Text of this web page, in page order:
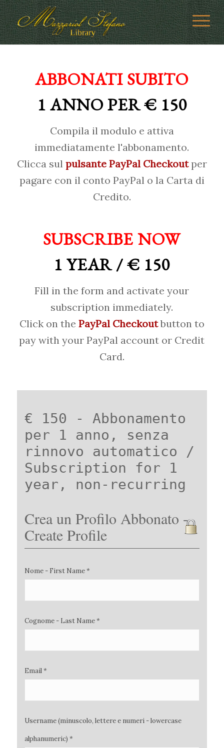
ABBONATI SUBITO
1 ANNO PER € 150
Compila il modulo e attiva
immediatamente l'abbonamento.
Clicca sul pulsante PayPal Checkoutper
pagare con il conto PayPal o la Carta di
Credito.
SUBSCRIBE NOW
1 YEAR / € 150
Fill in the form and activate your
subscription immediately.
Click on the PayPal Checkoutbutton to
pay with your PayPal account or Credit
Card.
€ 150 - Abbonamento
per 1 anno, senza
rinnovo automatico /
Subscription for 1
year, non-recurring
Crea un Profilo Abbonato -
Create Profile
Nome - First Name *
Cognome - Last Name *
Email *
Username (minuscolo, lettere e numeri - lowercase
alphanumeric) *